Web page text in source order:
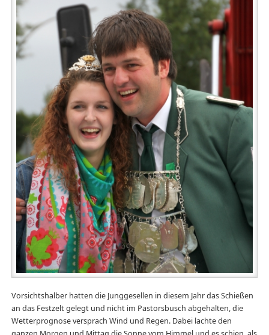
Vorsichtshalber hatten die Junggesellen in diesem Jahr das Schießen
an das Festzelt gelegt und nicht im Pastorsbusch abgehalten, die
Wetterprognose versprach Wind und Regen. Dabei lachte den